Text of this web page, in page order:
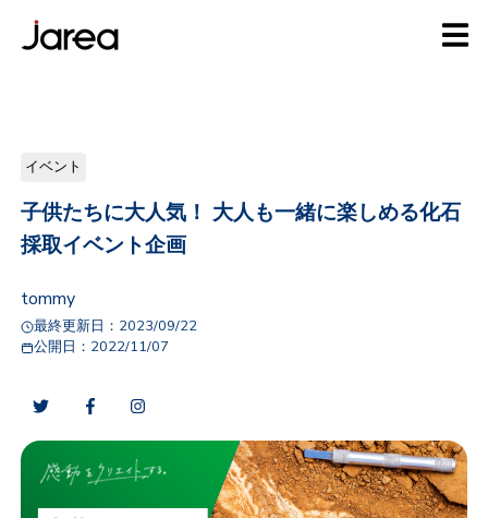
イベント
子供たちに大人気！ 大人も一緒に楽しめる化石
採取イベント企画
tommy
最終更新日： 2023/09/22
公開日： 2022/11/07